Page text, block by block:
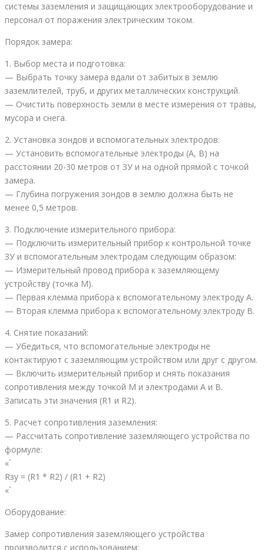
системы заземления и защищающих электрооборудование и
персонал от поражения электрическим током.
Порядок замера:
1. Выбор места и подготовка:
— Выбрать точку замера вдали от забитых в землю
заземлителей, труб, и других металлических конструкций.
— Очистить поверхность земли в месте измерения от травы,
мусора и снега.
2. Установка зондов и вспомогательных электродов:
— Установить вспомогательные электроды (А, В) на
расстоянии 20-30 метров от ЗУ и на одной прямой с точкой
замера.
— Глубина погружения зондов в землю должна быть не
менее 0,5 метров.
3. Подключение измерительного прибора:
— Подключить измерительный прибор к контрольной точке
ЗУ и вспомогательным электродам следующим образом:
— Измерительный провод прибора к заземляющему
устройству (точка M).
— Первая клемма прибора к вспомогательному электроду А.
— Вторая клемма прибора к вспомогательному электроду В.
4. Снятие показаний:
— Убедиться, что вспомогательные электроды не
контактируют с заземляющим устройством или друг с другом.
— Включить измерительный прибор и снять показания
сопротивления между точкой M и электродами A и B.
Записать эти значения (R1 и R2).
5. Расчет сопротивления заземления:
— Рассчитать сопротивление заземляющего устройства по
формуле:
«`
Rзу = (R1 * R2) / (R1 + R2)
«`
Оборудование:
Замер сопротивления заземляющего устройства
производится с использованием: